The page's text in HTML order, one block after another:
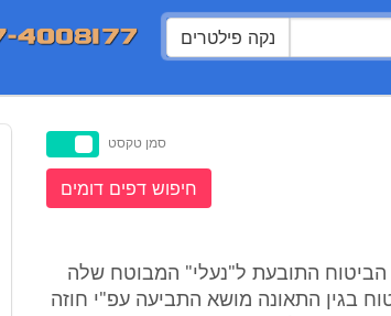
נקה פילטרים
סמן טקסט
חיפוש דפים דומים
התובעת ל"נעלי" המבוטח שלה
בגין התאונה מושא התביעה עפ"י חוזה